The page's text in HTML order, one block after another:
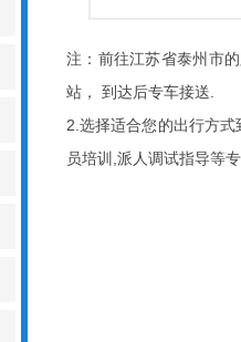
注：前往江苏省泰州市
站， 到达后专车接送.
2.选择适合您的出行方
员培训,派人调试指导等